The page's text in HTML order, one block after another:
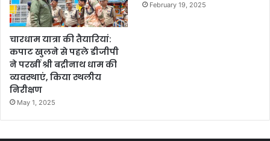
चारधाम यात्रा की तैयारियां:
कपाट खुलने से पहले डीजीपी
ने परखीं श्री बद्रीनाथ धाम की
व्यवस्थाएं, किया स्थलीय
निरीक्षण
May 1, 2025
February 19, 2025